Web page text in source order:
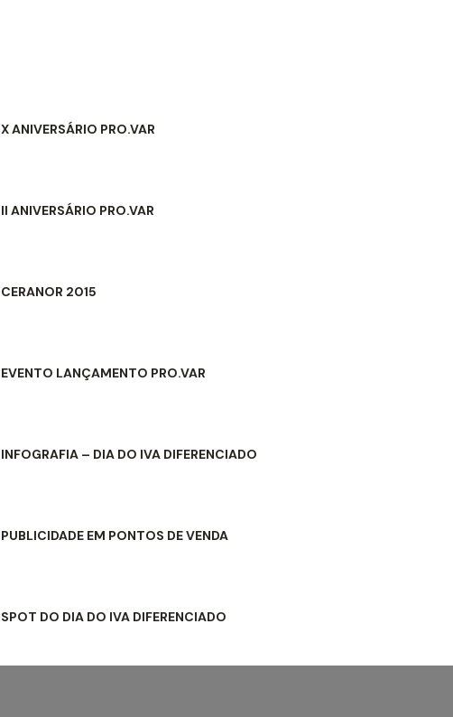
X ANIVERSÁRIO PRO.VAR
II ANIVERSÁRIO PRO.VAR
CERANOR 2015
EVENTO LANÇAMENTO PRO.VAR
INFOGRAFIA – DIA DO IVA DIFERENCIADO
PUBLICIDADE EM PONTOS DE VENDA
SPOT DO DIA DO IVA DIFERENCIADO